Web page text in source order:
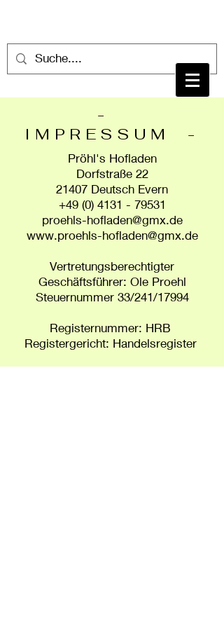
-
IMPRESSUM -
Pröhl's Hofladen
Dorfstraße 22
21407 Deutsch Evern
+49 (0) 4131 - 79531
proehls-hofladen@gmx.de
www.proehls-hofladen@gmx.de
Vertretungsberechtigter
Geschäftsführer: Ole Proehl
Steuernummer 33/241/17994
Registernummer: HRB
Registergericht: Handelsregister